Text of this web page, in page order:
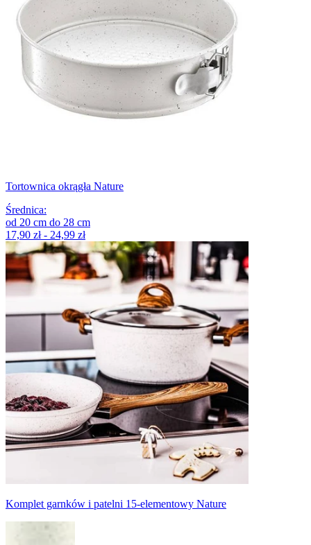
Tortownica okrągła Nature
Średnica:
od 20 cm do 28 cm
17,90 zł - 24,99 zł
Komplet garnków i patelni 15-elementowy Nature